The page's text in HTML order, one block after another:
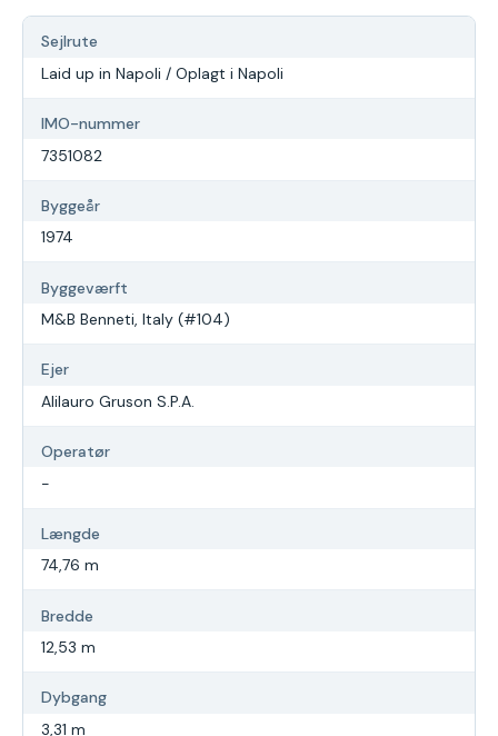
Sejlrute
Laid up in Napoli / Oplagt i Napoli
IMO-nummer
7351082
Byggeår
1974
Byggeværft
M&B Benneti, Italy (#104)
Ejer
Alilauro Gruson S.P.A.
Operatør
-
Længde
74,76 m
Bredde
12,53 m
Dybgang
3,31 m